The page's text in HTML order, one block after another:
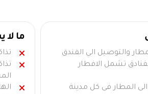
والتوصيل الي الفندق
تشمل الافطار
المطار فى كل مدينة
ما